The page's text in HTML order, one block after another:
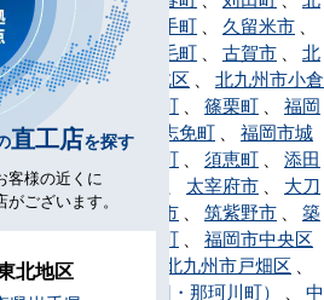
九州市、 鞍手町 久留米市
桂川町、 上毛町 古賀市
北
九州市小倉北区
北九州市小倉
南区
小竹町 篠栗町
福岡
市早良区
志免町
福岡市城
南区、新宮町 須恵町
添田
町、 太宰府市
大刀
洗町 、 筑後市 筑紫野市
築
上町、筑前町
福岡市中央区
、
北九州市戸畑区
那珂川市（旧・那珂川町）
中
直工店を探す
客様の近くに
ございます。
北地区